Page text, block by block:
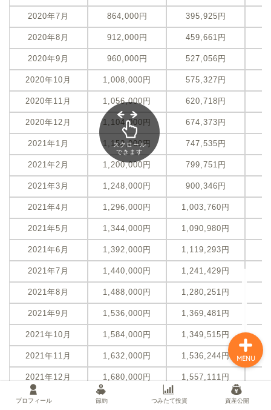
2020年7月 864,000円 395,925円
2020年8月 912,000円 459,661円
2020年9月 960,000円 527,056円
2020年10月 1,008,000円 575,327円
2020年11月 1,056,000円 620,718円
2020年12月 1,104,000円 674,373円
2021年1月 1,152,000円 747,535円
2021年2月 1,200,000円 799,751円
2021年3月 1,248,000円 900,346円
2021年4月 1,296,000円 1,003,760円
2021年5月 1,344,000円 1,090,980円
2021年6月 1,392,000円 1,119,293円
2021年7月 1,440,000円 1,241,429円
2021年8月 1,488,000円 1,280,251円
2021年9月 1,536,000円 1,369,481円
2021年10月 1,584,000円 1,349,515円
2021年11月 1,632,000円 1,536,244円
2021年12月 1,680,000円 1,557,111円
2022年1月 1,728,000円 1,527,519円
スクロール
できます
プロフィール 節約 つみたて投資 資産公開
MENU
プロフィール
節約
つみたて投資
資産公開